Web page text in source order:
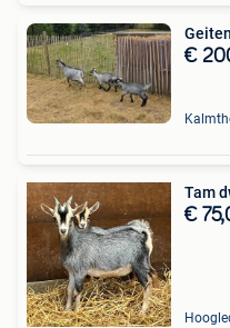
Geiten
€
Tam
€